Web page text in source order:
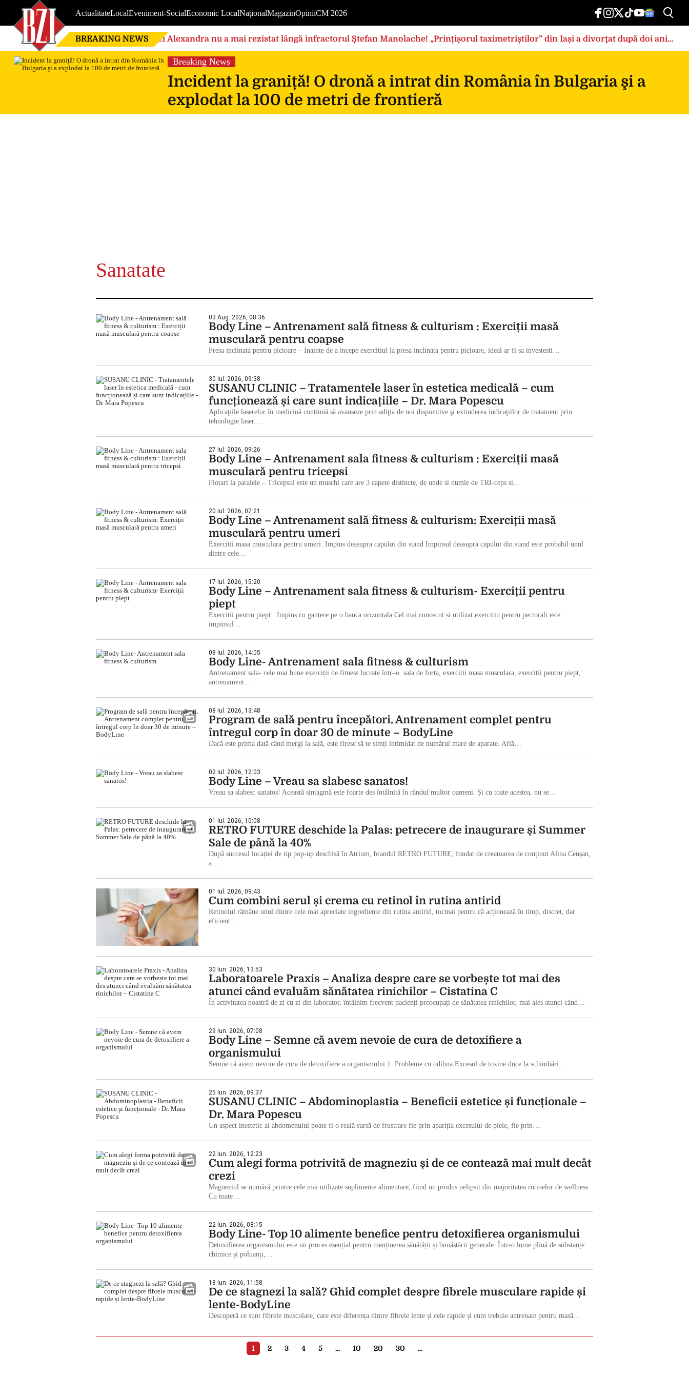
ActualitateLocalEveniment-SocialEconomic LocalNaționalMagazinOpiniiCM 2026
BREAKING NEWS Nici Alexandra nu a mai rezistat lângă infractorul Ștefan Manolache! „Prințișorul taximetriștilor” din Iași a divorţat după doi ani
de căsnicie
Breaking News
Incident la graniță! O dronă a intrat din România în Bulgaria şi a
explodat la 100 de metri de frontieră
Sanatate
03 Aug. 2026, 08:36
Body Line – Antrenament sală fitness & culturism : Exerciții masă
musculară pentru coapse
Presa inclinata pentru picioare – Inainte de a incepe exercitiul la presa inclinata pentru picioare, ideal ar fi sa investesti…
30 Iul. 2026, 09:38
SUSANU CLINIC – Tratamentele laser în estetica medicală – cum
funcționează și care sunt indicațiile – Dr. Mara Popescu
Aplicaţiile laserelor în medicină continuă să avanseze prin adiţia de noi dispozitive şi extinderea indicaţiilor de tratament prin
tehnologie laser.…
27 Iul. 2026, 09:26
Body Line – Antrenament sala fitness & culturism : Exerciții masă
musculară pentru tricepsi
Flotari la paralele – Tricepsul este un muschi care are 3 capete distincte, de unde si numle de TRI-ceps si…
20 Iul. 2026, 07:21
Body Line – Antrenament sală fitness & culturism: Exerciții masă
musculară pentru umeri
Exercitii masa musculara pentru umeri: Impins deasupra capului din stand Impinsul deasupra capului din stand este probabil unul
dintre cele…
17 Iul. 2026, 15:20
Body Line – Antrenament sala fitness & culturism- Exerciții pentru
piept
Exercitii pentru piept: Impins cu gantere pe o banca orizontala Cel mai cunoscut si utilizat exercitiu pentru pectorali este
impinsul…
08 Iul. 2026, 14:05
Body Line- Antrenament sala fitness & culturism
Antrenament sala- cele mai bune exerciții de fitness lucrate într–o sala de forta, exercitii masa musculara, exercitii pentru piept,
antrenament…
08 Iul. 2026, 13:48
Program de sală pentru începători. Antrenament complet pentru
întregul corp în doar 30 de minute – BodyLine
Dacă este prima dată când mergi la sală, este firesc să te simți intimidat de numărul mare de aparate. Află…
02 Iul. 2026, 12:03
Body Line – Vreau sa slabesc sanatos!
Vreau sa slabesc sanatos! Această sintagmă este foarte des întâlnită în rândul multor oameni. Și cu toate acestea, nu se…
01 Iul. 2026, 10:08
RETRO FUTURE deschide la Palas: petrecere de inaugurare și Summer
Sale de până la 40%
După succesul locației de tip pop-up deschisă în Atrium, brandul RETRO FUTURE, fondat de creatoarea de conținut Alina Ceușan,
a…
01 Iul. 2026, 09:43
Cum combini serul și crema cu retinol în rutina antirid
Retinolul rămâne unul dintre cele mai apreciate ingrediente din rutina antirid, tocmai pentru că acționează în timp, discret, dar
eficient:…
30 Iun. 2026, 13:53
Laboratoarele Praxis – Analiza despre care se vorbește tot mai des
atunci când evaluăm sănătatea rinichilor – Cistatina C
În activitatea noastră de zi cu zi din laborator, întâlnim frecvent pacienți preocupați de sănătatea rinichilor, mai ales atunci când…
29 Iun. 2026, 07:08
Body Line – Semne că avem nevoie de cura de detoxifiere a
organismului
Semne că avem nevoie de cura de detoxifiere a organismului 1. Probleme cu odihna Excesul de toxine duce la schimbări…
25 Iun. 2026, 09:37
SUSANU CLINIC – Abdominoplastia – Beneficii estetice și funcționale –
Dr. Mara Popescu
Un aspect inestetic al abdomenului poate fi o reală sursă de frustrare fie prin apariția excesului de piele, fie prin…
22 Iun. 2026, 12:23
Cum alegi forma potrivită de magneziu și de ce contează mai mult decât
crezi
Magneziul se numără printre cele mai utilizate suplimente alimentare, fiind un produs nelipsit din majoritatea rutinelor de wellness.
Cu toate…
22 Iun. 2026, 08:15
Body Line- Top 10 alimente benefice pentru detoxifierea organismului
Detoxifierea organismului este un proces esențial pentru menținerea sănătății și bunăstării generale. Într-o lume plină de substanțe
chimice și poluanți,…
18 Iun. 2026, 11:58
De ce stagnezi la sală? Ghid complet despre fibrele musculare rapide și
lente-BodyLine
Descoperă ce sunt fibrele musculare, care este diferența dintre fibrele lente și cele rapide și cum trebuie antrenate pentru masă…
1 2 3 4 5 ... 10 20 30 ...